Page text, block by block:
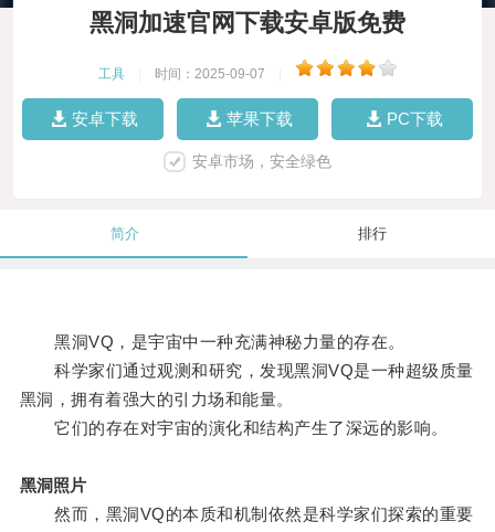
黑洞加速官网下载安卓版免费
工具 时间：2025-09-07
安卓下载 苹果下载 PC下载
安卓市场，安全绿色
简介 排行
黑洞VQ，是宇宙中一种充满神秘力量的存在。
科学家们通过观测和研究，发现黑洞VQ是一种超级质量
黑洞，拥有着强大的引力场和能量。
它们的存在对宇宙的演化和结构产生了深远的影响。
黑洞照片
然而，黑洞VQ的本质和机制依然是科学家们探索的重要